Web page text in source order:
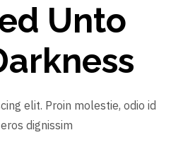
Unto
elit. Proin molestie, odio id
dignissim